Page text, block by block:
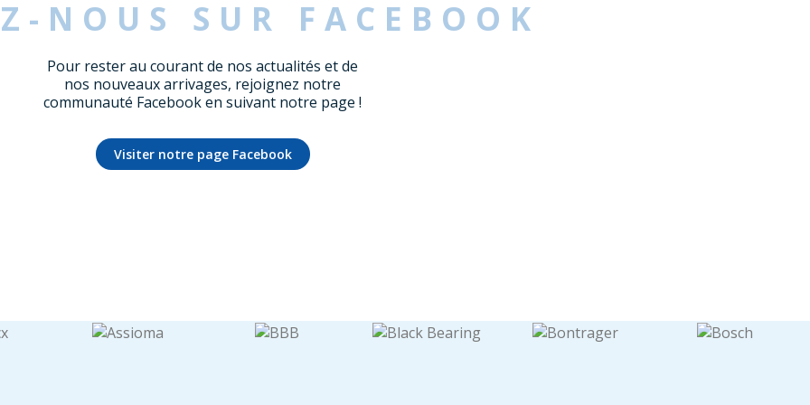
NOUS SUR FACEBOOK
Pour rester au courant de nos actualités et de
nos nouveaux arrivages, rejoignez notre
communauté Facebook en suivant notre page !
Visiter notre page Facebook